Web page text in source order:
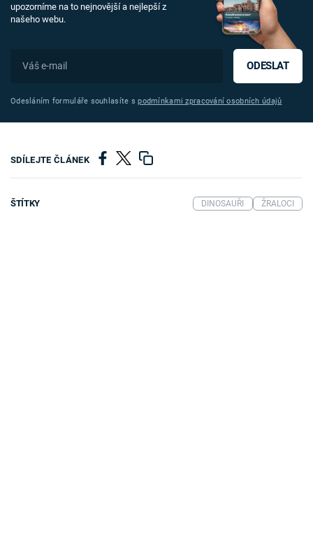
upozorníme na to nejnovější a nejlepší z
našeho webu.
ODESLAT
Odesláním formuláře souhlasíte spodmínkami zpracování osobních údajů
SDÍLEJTE ČLÁNEK
ŠTÍTKY DINOSAUŘI ŽRALOCI